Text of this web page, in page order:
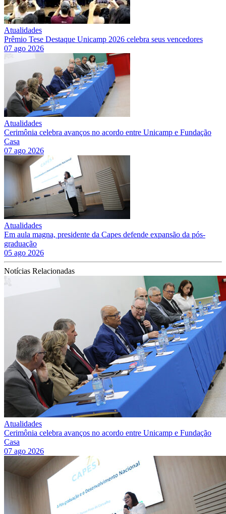
Atualidades
Prêmio Tese Destaque Unicamp 2026 celebra seus vencedores
07 ago 2026
Atualidades
Cerimônia celebra avanços no acordo entre Unicamp e Fundação
Casa
07 ago 2026
Atualidades
Em aula magna, presidente da Capes defende expansão da pós-
graduação
05 ago 2026
Notícias Relacionadas
Atualidades
Cerimônia celebra avanços no acordo entre Unicamp e Fundação
Casa
07 ago 2026